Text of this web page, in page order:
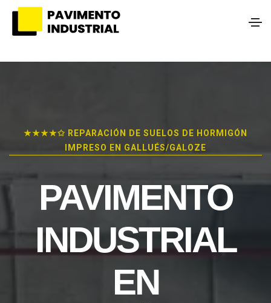
★★★★✩ REPARACIÓN DE SUELOS DE HORMIGÓN
IMPRESO EN GALLUÉS/GALOZE
PAVIMENTO
INDUSTRIAL
EN